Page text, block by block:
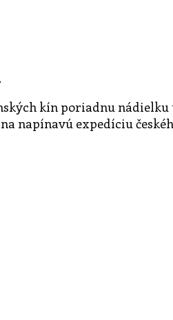
kín poriadnu
napínavú expedíciu